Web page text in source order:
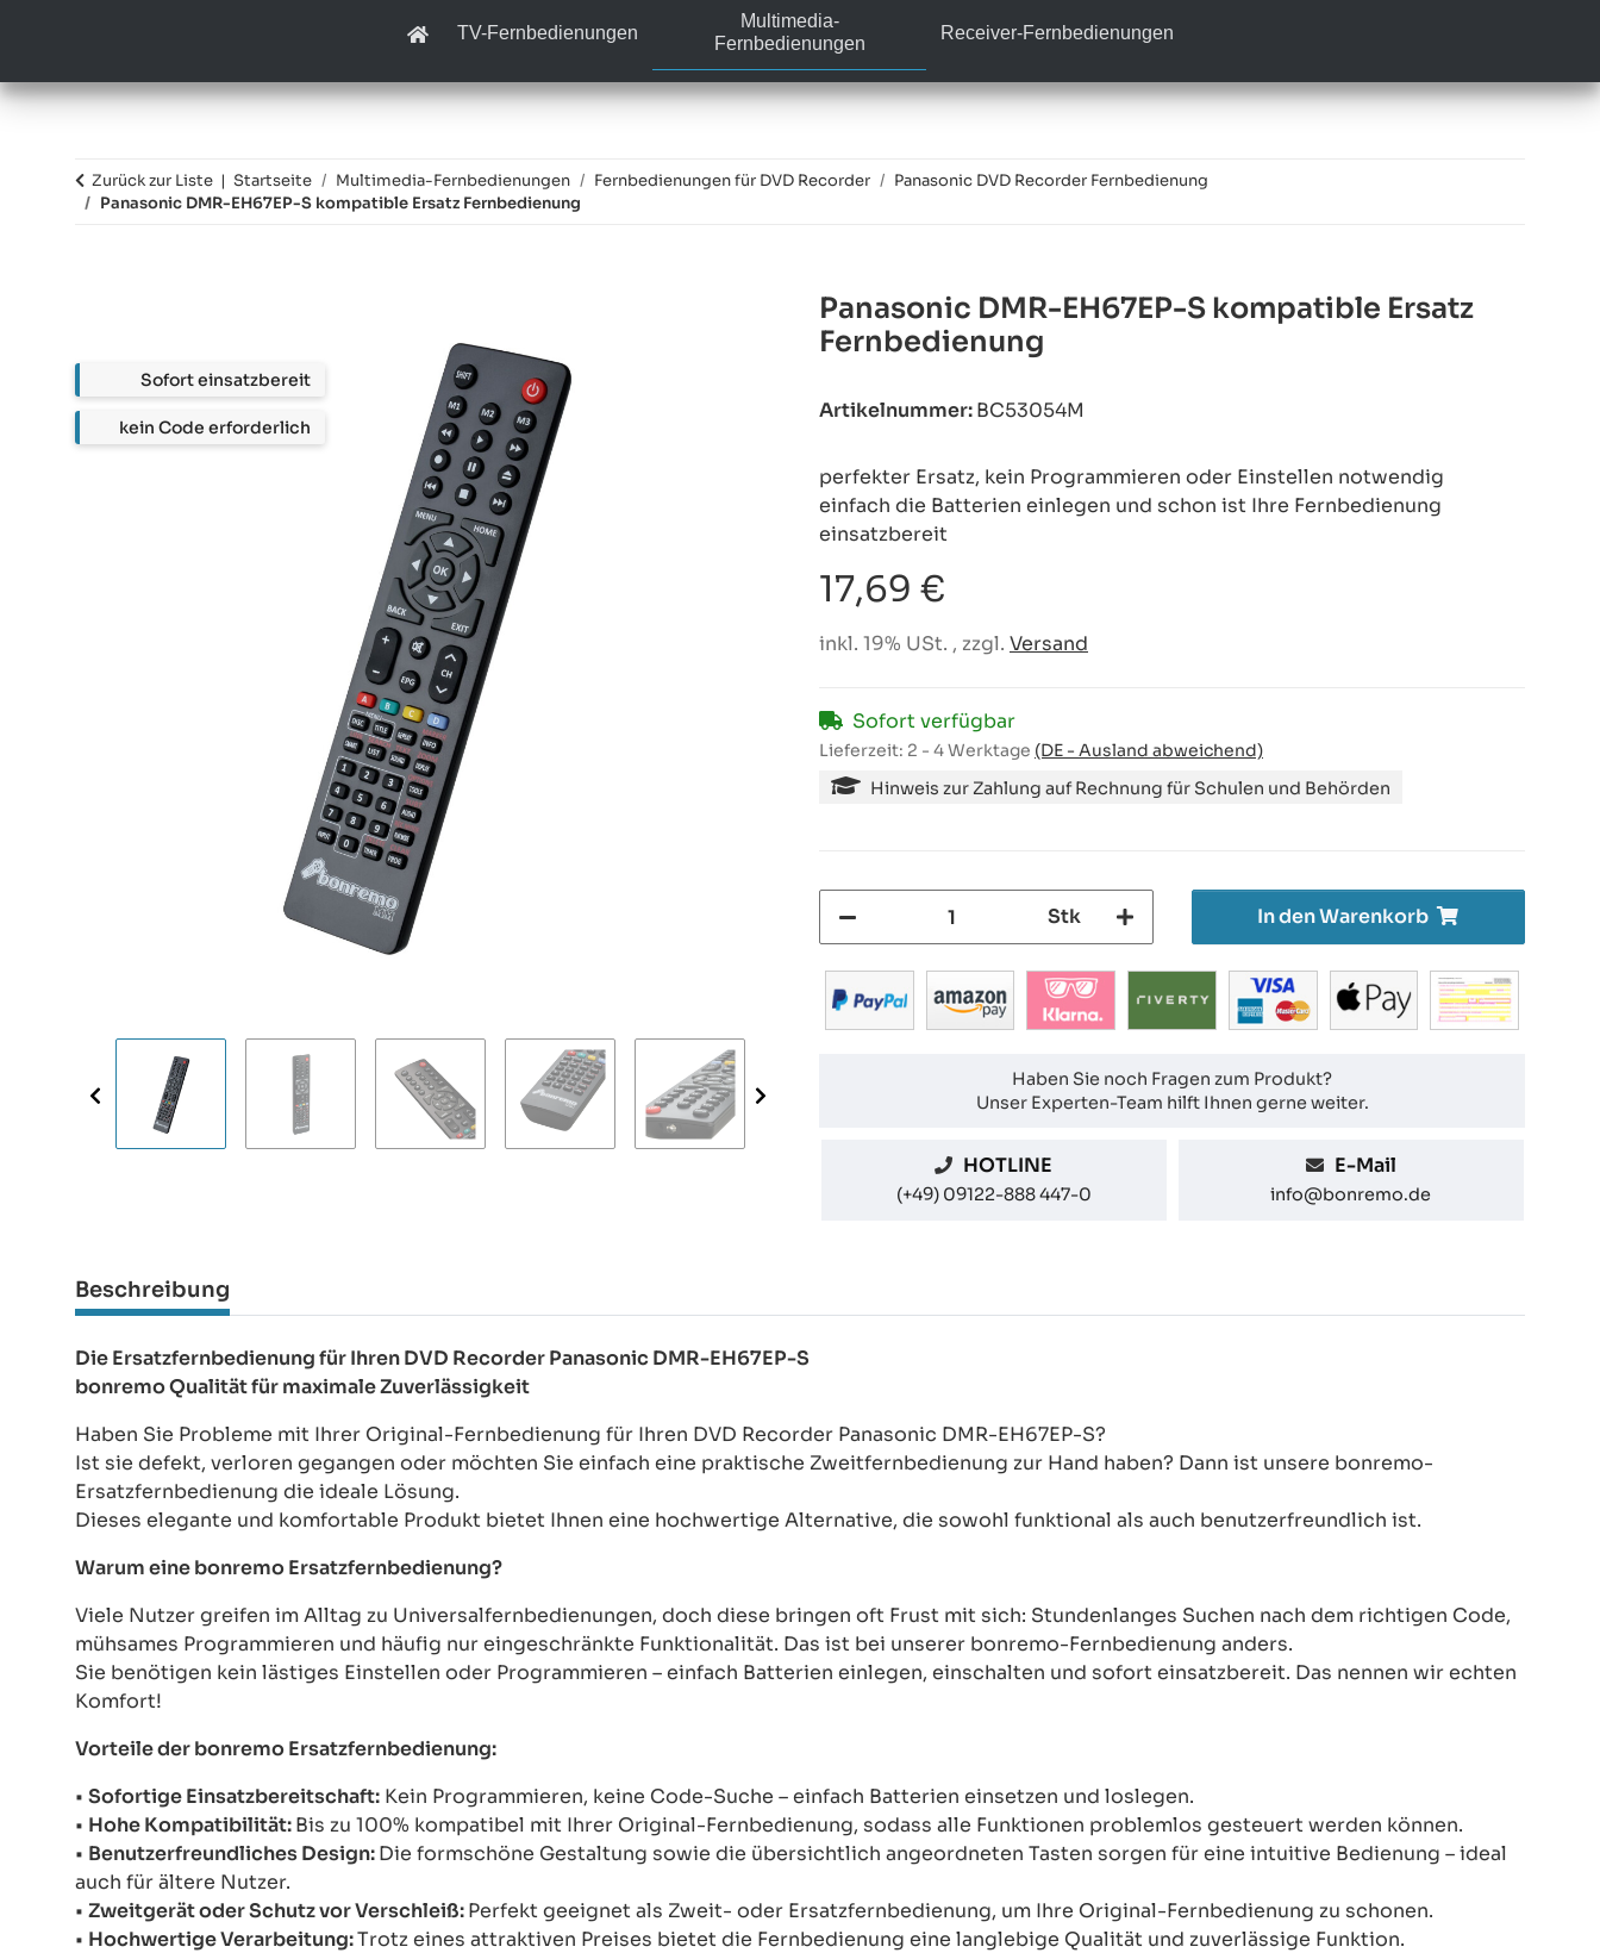
TV-Fernbedienungen
Multimedia-
Fernbedienungen
Receiver-Fernbedienungen
Zurück zur Liste Startseite Multimedia-Fernbedienungen Fernbedienungen für DVD Recorder
Panasonic DVD Recorder Fernbedienung
Panasonic DMR-EH67EP-S kompatible Ersatz Fernbedienung
Panasonic DMR-EH67EP-S kompatible Ersatz
Fernbedienung
Artikelnummer:BC53054M
perfekter Ersatz, kein Programmieren oder Einstellen notwendig
einfach die Batterien einlegen und schon ist Ihre Fernbedienung
einsatzbereit
17,69 €
inkl. 19% USt. , zzgl. Versand
Sofort verfügbar
Lieferzeit: 2 - 4 Werktage (DE - Ausland abweichend)
Hinweis zur Zahlung auf Rechnung für Schulen und Behörden
Stk In den Warenkorb
Haben Sie noch Fragen zum Produkt?
Unser Experten-Team hilft Ihnen gerne weiter.
HOTLINE
(+49) 09122-888 447-0
E-Mail
info@bonremo.de
Beschreibung
Die Ersatzfernbedienung für Ihren DVD Recorder Panasonic DMR-EH67EP-S
bonremo Qualität für maximale Zuverlässigkeit
Haben Sie Probleme mit Ihrer Original-Fernbedienung für Ihren DVD Recorder Panasonic DMR-EH67EP-S?
Ist sie defekt, verloren gegangen oder möchten Sie einfach eine praktische Zweitfernbedienung zur Hand haben? Dann ist unsere bonremo-
Ersatzfernbedienung die ideale Lösung.
Dieses elegante und komfortable Produkt bietet Ihnen eine hochwertige Alternative, die sowohl funktional als auch benutzerfreundlich ist.
Warum eine bonremo Ersatzfernbedienung?
Viele Nutzer greifen im Alltag zu Universalfernbedienungen, doch diese bringen oft Frust mit sich: Stundenlanges Suchen nach dem richtigen Code,
mühsames Programmieren und häufig nur eingeschränkte Funktionalität. Das ist bei unserer bonremo-Fernbedienung anders.
Sie benötigen kein lästiges Einstellen oder Programmieren – einfach Batterien einlegen, einschalten und sofort einsatzbereit. Das nennen wir echten
Komfort!
Vorteile der bonremo Ersatzfernbedienung:
• Sofortige Einsatzbereitschaft: Kein Programmieren, keine Code-Suche – einfach Batterien einsetzen und loslegen.
• Hohe Kompatibilität:Bis zu 100% kompatibel mit Ihrer Original-Fernbedienung, sodass alle Funktionen problemlos gesteuert werden können.
• Benutzerfreundliches Design:Die formschöne Gestaltung sowie die übersichtlich angeordneten Tasten sorgen für eine intuitive Bedienung – ideal
auch für ältere Nutzer.
• Zweitgerät oder Schutz vor Verschleiß:Perfekt geeignet als Zweit- oder Ersatzfernbedienung, um Ihre Original-Fernbedienung zu schonen.
• Hochwertige Verarbeitung:Trotz eines attraktiven Preises bietet die Fernbedienung eine langlebige Qualität und zuverlässige Funktion.